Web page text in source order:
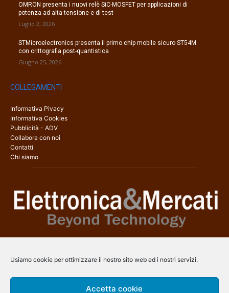
Usiamo cookie per ottimizzare il nostro sito web ed i nostri servizi.
Accetta cookie
OMRON presenta i nuovi relè SiC-MOSFET per applicazioni di
potenza ad alta tensione e di test
Luglio 2, 2026
STMicroelectronics presenta il primo chip mobile sicuro ST54M
con crittografia post-quantistica
Giugno 25, 2026
COLLEGAMENTI
Informativa Pivacy
Informativa Cookies
Pubblicità - ADV
Collabora con noi
Contatti
Chi siamo
una copertura a 360° che coinvolge tecnologie, prodotti, mercati e